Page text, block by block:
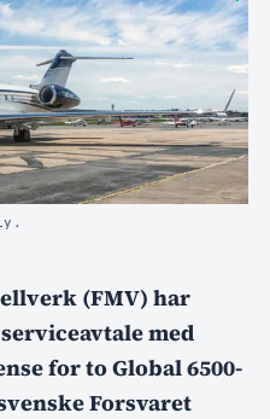
(FMV) har
med
for to Global 6500-
Forsvaret